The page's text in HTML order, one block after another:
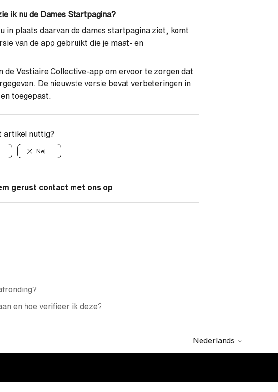
ik nu de Dames Startpagina?
in plaats daarvan de dames startpagina ziet, komt
van de app gebruikt die je maat- en
de Vestiaire Collective-app om ervoor te zorgen dat
De nieuwste versie bevat verbeteringen in
toegepast.
artikel nuttig?
Nej
gerust contact met ons op
en hoe verifieer ik deze?
Nederlands